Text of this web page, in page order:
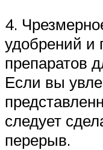
4.
удобрений и
препаратов
Если вы
следует
перерыв.